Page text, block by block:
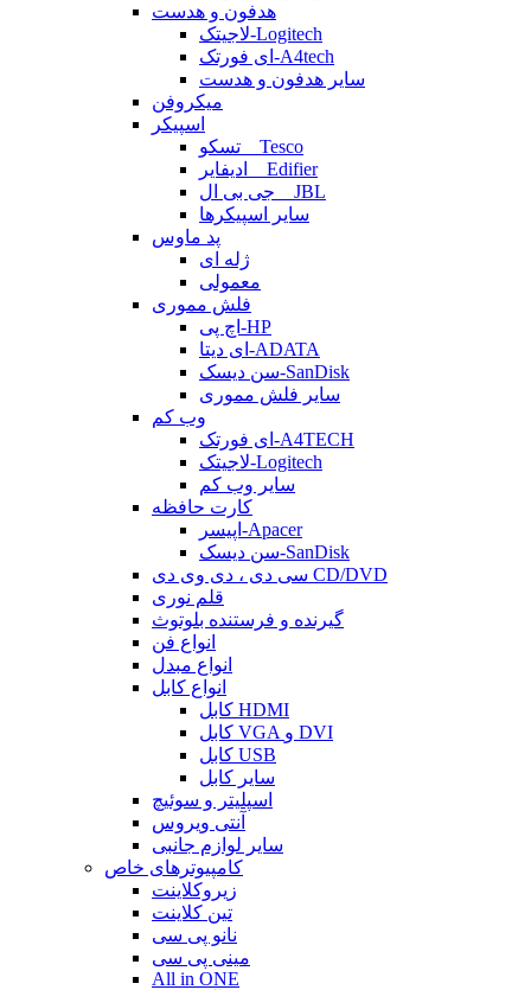
هدفون و هدست
لاجیتک-Logitech
ای فورتک-A4tech
سایر هدفون و هدست
میکروفن
اسپیکر
تسکو _ Tesco
ادیفایر _ Edifier
جی بی ال _ JBL
سایر اسپیکرها
پد ماوس
ژله ای
معمولی
فلش مموری
اچ پی-HP
ای دیتا-ADATA
سن دیسک-SanDisk
سایر فلش مموری
وب کم
ای فورتک-A4TECH
لاجیتک-Logitech
سایر وب کم
کارت حافظه
اپیسر-Apacer
سن دیسک-SanDisk
سی دی ، دی وی دی CD/DVD
قلم نوری
گیرنده و فرستنده بلوتوث
انواع فن
انواع مبدل
انواع کابل
کابل HDMI
کابل VGA و DVI
کابل USB
سایر کابل
اسپلیتر و سوئیچ
آنتی ویروس
سایر لوازم جانبی
کامپیوترهای خاص
زیروکلاینت
تین کلاینت
نانو پی سی
مینی پی سی
All in ONE